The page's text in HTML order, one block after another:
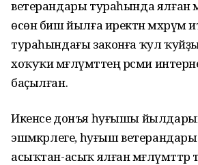
ветерандары тураһында ялған
өсөн биш йылға иректән мәхрүм
тураһындағы законға ҡул
хоҡуҡи мәғлүмәттең рәсми
баҫылған.
Икенсе донъя һуғышы
эшмәкәрлеге, һуғыш
асыҡтан-асыҡ ялған мәғлүмәттәр